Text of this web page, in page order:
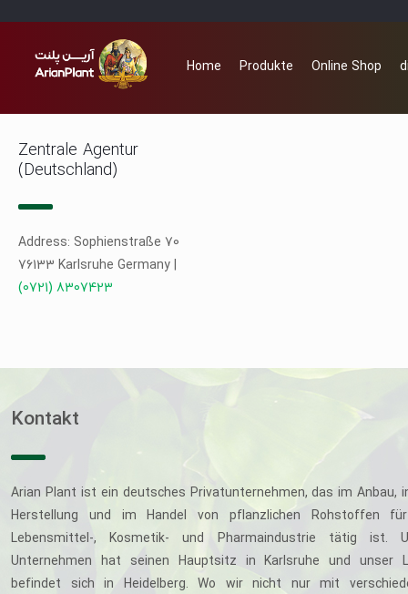
Home Produkte Online Shop
Zentrale Agentur
(Deutschland)
Address: Sophienstraße 70
76133 Karlsruhe Germany |
(0721) 8307423
Kontakt
Arian Plant ist ein deutsches Privatunternehmen, das im Anbau,
Herstellung und im Handel von pflanzlichen Rohstoffen
Lebensmittel-, Kosmetik- und Pharmaindustrie tätig ist.
Unternehmen hat seinen Hauptsitz in Karlsruhe und unser
befindet sich in Heidelberg. Wo wir nicht nur mit